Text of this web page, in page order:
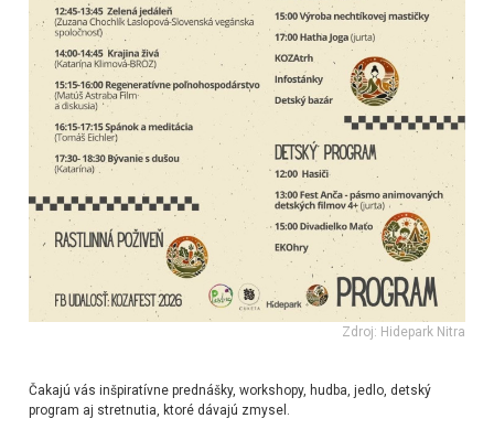
Zdroj: Hidepark Nitra
Čakajú vás inšpiratívne prednášky, workshopy, hudba, jedlo, detský
program aj stretnutia, ktoré dávajú zmysel.